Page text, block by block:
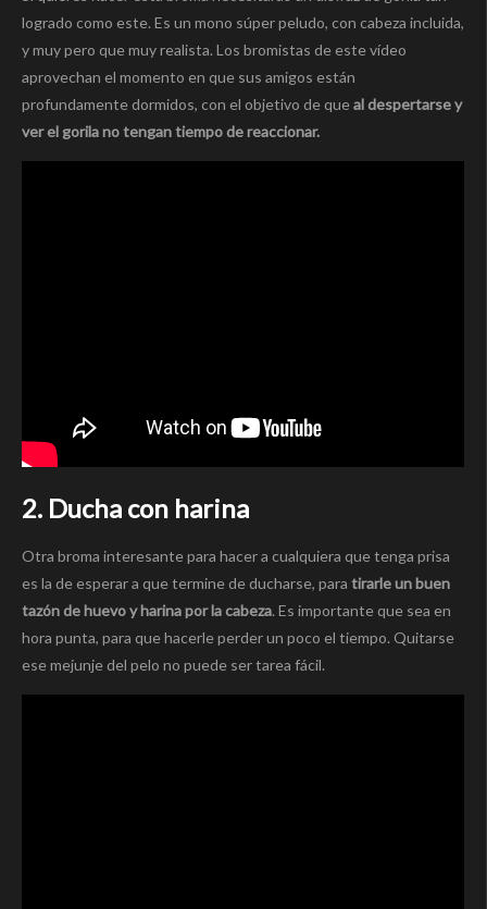
logrado como este. Es un mono súper peludo, con cabeza incluida,
y muy pero que muy realista. Los bromistas de este vídeo
aprovechan el momento en que sus amigos están
profundamente dormidos, con el objetivo de queal despertarse y
ver el gorila no tengan tiempo de reaccionar.
2. Ducha con harina
Otra broma interesante para hacer a cualquiera que tenga prisa
es la de esperar a que termine de ducharse, para tirarle un buen
tazón de huevo y harina por la cabeza. Es importante que sea en
hora punta, para que hacerle perder un poco el tiempo. Quitarse
ese mejunje del pelo no puede ser tarea fácil.